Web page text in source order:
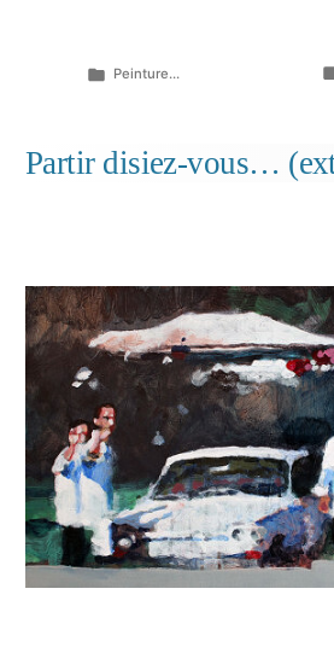
Publié
Peinture...
Partir disiez-vous…